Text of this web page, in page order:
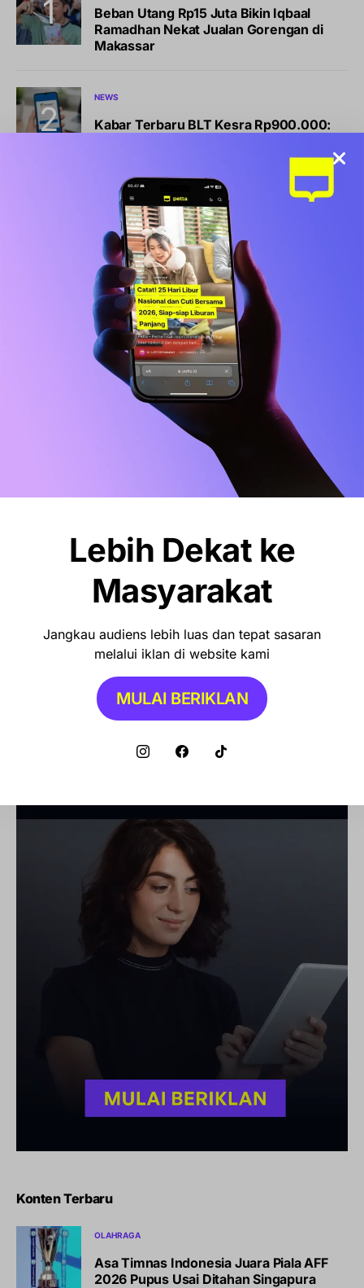
Beban Utang Rp15 Juta Bikin Iqbaal
Ramadhan Nekat Jualan Gorengan di
Makassar
NEWS
Kabar Terbaru BLT Kesra Rp900.000:
BISNIS LIFESTYLE
Sports Station Gelar Diskon Beli 1 Gratis
1, Ini Syarat dan Cara Klaimnya
OLAHRAGA
Debut Manis Mitchell Baker, Hattrick
Bawa Indonesia Gulung Kamboja 5-1
Pemkot Makassar Tunda Sanksi
Pemilahan Sampah, Pilih Cara Ini Dulu
Konten Terbaru
OLAHRAGA
Asa Timnas Indonesia Juara Piala AFF
2026 Pupus Usai Ditahan Singapura
Lebih Dekat ke
Masyarakat
Jangkau audiens lebih luas dan tepat sasaran
melalui iklan di website kami
MULAI BERIKLAN